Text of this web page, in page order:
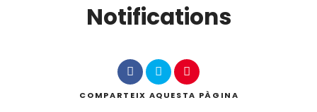
Notifications
COMPARTEIX AQUESTA PÀGINA